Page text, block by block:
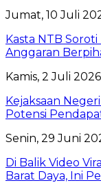
Jumat, 10 Juli
Kasta NTB
Anggaran
Kamis, 2 Juli
Kejaksaan
Potensi
Senin, 29 Juni
Di Balik Video
Barat Daya, Ini